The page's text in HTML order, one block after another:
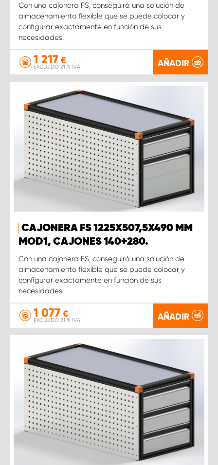
Con una cajonera FS, conseguirá una solución de
almacenamiento flexible que se puede colocar y
configurar exactamente en función de sus
necesidades.
1 217 €
EXCLUIDO 21 % IVA AÑADIR
CAJONERA FS 1225X507,5X490 MM
MOD1, CAJONES 140+280.
Con una cajonera FS, conseguirá una solución de
almacenamiento flexible que se puede colocar y
configurar exactamente en función de sus
necesidades.
1 077 €
EXCLUIDO 21 % IVA AÑADIR